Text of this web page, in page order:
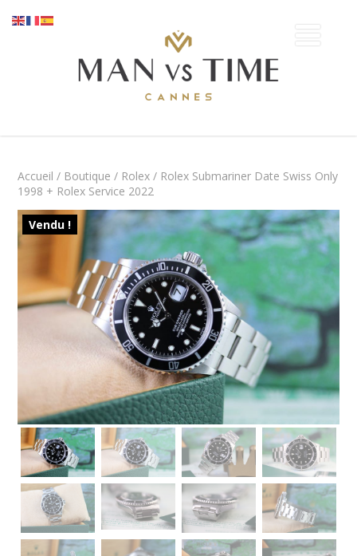
Accueil / Boutique / Rolex/ Rolex Submariner Date Swiss Only
1998 + Rolex Service 2022
Vendu !